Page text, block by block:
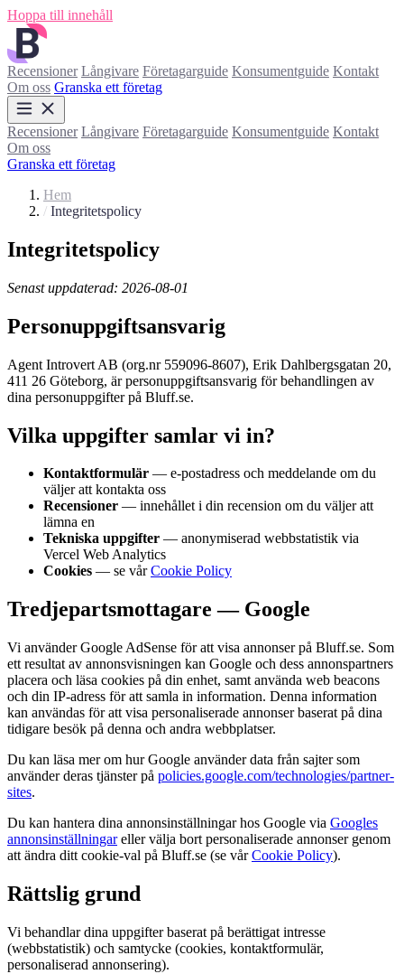
Hoppa till innehåll
Recensioner Långivare Företagarguide Konsumentguide Kontakt
Om oss Granska ett företag
Recensioner Långivare Företagarguide Konsumentguide Kontakt
Om oss
Granska ett företag
Hem
/ Integritetspolicy
Integritetspolicy
Senast uppdaterad: 2026-08-01
Personuppgiftsansvarig
Agent Introvert AB (org.nr 559096-8607), Erik Dahlbergsgatan 20,
411 26 Göteborg, är personuppgiftsansvarig för behandlingen av
dina personuppgifter på Bluff.se.
Vilka uppgifter samlar vi in?
Kontaktformulär — e-postadress och meddelande om du
väljer att kontakta oss
Recensioner — innehållet i din recension om du väljer att
lämna en
Tekniska uppgifter — anonymiserad webbstatistik via
Vercel Web Analytics
Cookies — se vårCookie Policy
Tredjepartsmottagare — Google
Vi använder Google AdSense för att visa annonser på Bluff.se. Som
ett resultat av annonsvisningen kan Google och dess annonspartners
placera och läsa cookies på din enhet, samt använda web beacons
och din IP-adress för att samla in information. Denna information
kan användas för att visa personaliserade annonser baserat på dina
tidigare besök på denna och andra webbplatser.
Du kan läsa mer om hur Google använder data från sajter som
använder deras tjänster på policies.google.com/technologies/partner-
sites.
Du kan hantera dina annonsinställningar hos Google via Googles
annonsinställningareller välja bort personaliserade annonser genom
att ändra ditt cookie-val på Bluff.se (se vårCookie Policy).
Rättslig grund
Vi behandlar dina uppgifter baserat på berättigat intresse
(webbstatistik) och samtycke (cookies, kontaktformulär,
personaliserad annonsering).